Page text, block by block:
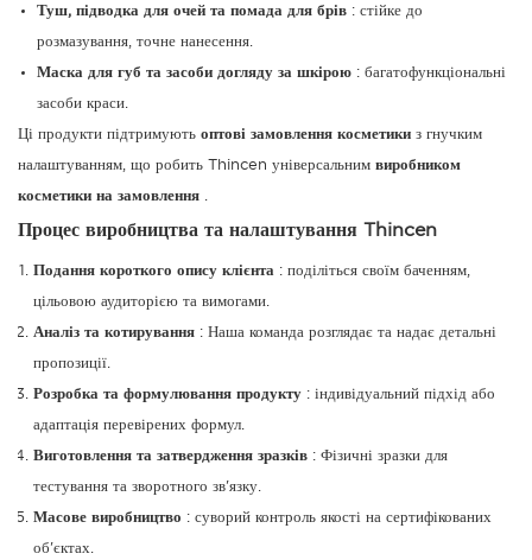
Туш, підводка для очей та помада для брів: стійке до
розмазування, точне нанесення.
Маска для губ та засоби догляду за шкірою: багатофункціональні
засоби краси.
Ці продукти підтримують оптові замовлення косметики з гнучким
налаштуванням, що робить Thincen універсальним виробником
косметики на замовлення .
Процес виробництва та налаштування Thincen
Подання короткого опису клієнта : поділіться своїм баченням,
цільовою аудиторією та вимогами.
Аналіз та котирування : Наша команда розглядає та надає детальні
пропозиції.
Розробка та формулювання продукту : індивідуальний підхід або
адаптація перевірених формул.
Виготовлення та затвердження зразків : Фізичні зразки для
тестування та зворотного зв'язку.
Масове виробництво : суворий контроль якості на сертифікованих
об'єктах.